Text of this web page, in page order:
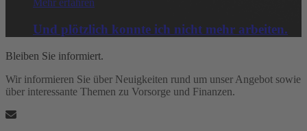
Mehr erfahren
Und plötzlich konnte ich nicht mehr arbeiten.
Bleiben Sie informiert.
Wir informieren Sie über Neuigkeiten rund um unser Angebot sowie
über interessante Themen zu Vorsorge und Finanzen.